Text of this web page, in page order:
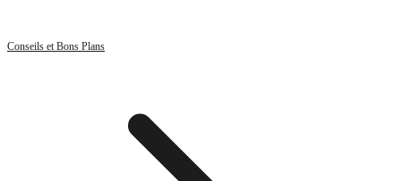
Conseils et Bons Plans